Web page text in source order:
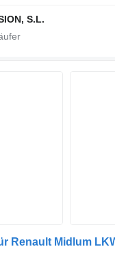
S.L.
Renault Midlum